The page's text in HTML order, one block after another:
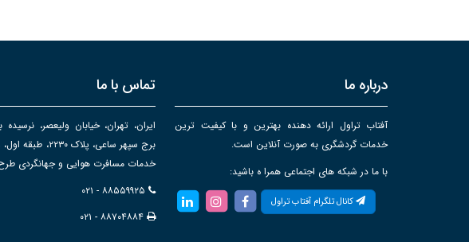
درباره ما
آفتاب تراول ارائه دهنده بهترین و با کیفیت ترین
خدمات گردشگری به صورت آنلاین است.
با ما در شبکه های اجتماعی همرا ه باشید:
کانال تلگرام آفتاب تراول
تماس با ما
ایران، تهران، خیابان ولیعصر،
خدمات مسافرت هوایی و جهانگردی
۰۲۱ - ۸۸۵۵۹۹۲۵
۰۲۱ - ۸۸۷۰۴۸۸۴